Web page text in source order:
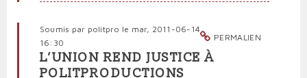
PERMALIEN
Soumis par politpro le mar, 2011-06-14
16:30
L’UNION REND JUSTICE À
POLITPRODUCTIONS